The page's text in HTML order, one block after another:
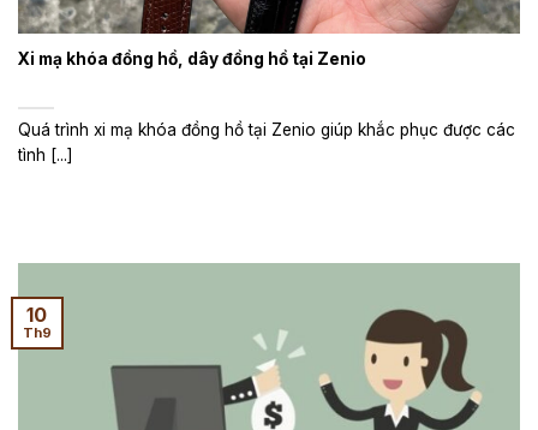
Xi mạ khóa đồng hồ, dây đồng hồ tại Zenio
Quá trình xi mạ khóa đồng hồ tại Zenio giúp khắc phục được các
tình [...]
10
Th9